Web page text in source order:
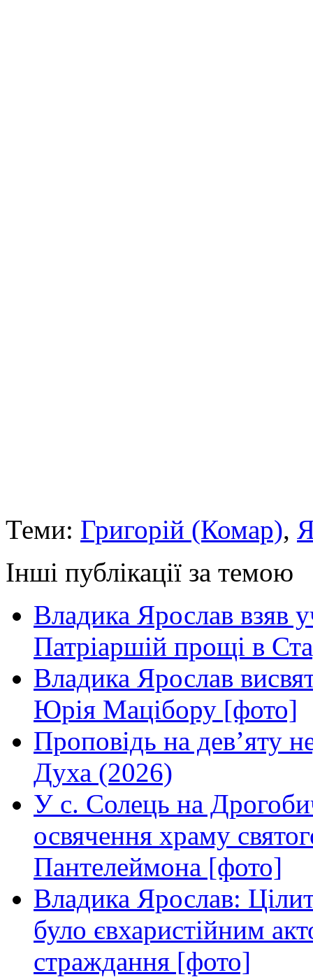
Теми: Григорій (Комар),
Інші публікації за темою
Владика Ярослав взяв
Патріаршій прощі в
Владика Ярослав
Юрія Мацібору [фото]
Проповідь на дев’яту
Духа (2026)
У с. Солець на
освячення храму
Пантелеймона [фото]
Владика Ярослав:
було євхаристійним
страждання [фото]